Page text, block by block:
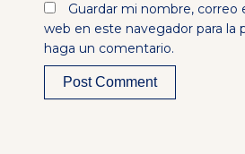
Guardar mi nombre, correo
web en este navegador para la
haga un comentario.